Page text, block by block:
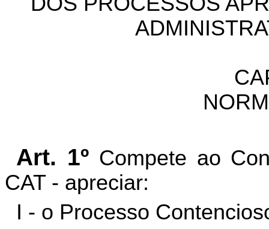
Art. 1º Compete ao
CAT - apreciar:
I - o Processo